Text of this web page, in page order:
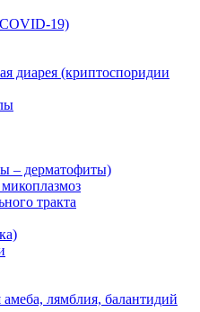
19)
диарея (криптоспоридии
– дерматофиты)
тракта
лямблия, балантидий